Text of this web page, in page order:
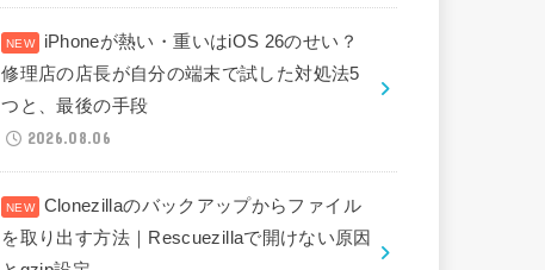
iPhoneが熱い・重いはiOS 26のせい？
修理店の店長が自分の端末で試した対処法5
つと、最後の手段
2026.08.06
Clonezillaのバックアップからファイル
を取り出す方法｜Rescuezillaで開けない原因